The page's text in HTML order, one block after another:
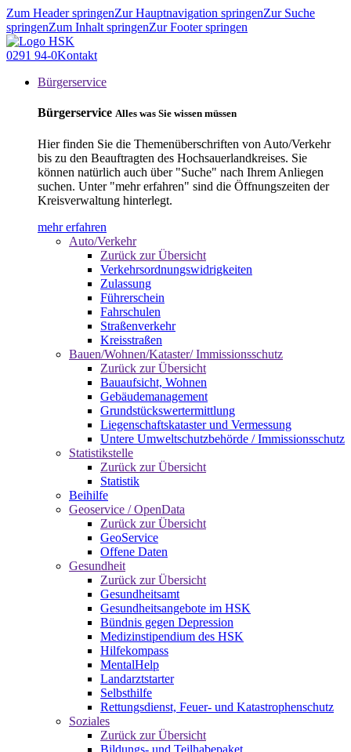
Zum Header springenZur Hauptnavigation springenZur Suche
springenZum Inhalt springenZur Footer springen
0291 94-0Kontakt
Bürgerservice
Bürgerservice Alles was Sie wissen müssen
Hier finden Sie die Themenüberschriften von Auto/Verkehr
bis zu den Beauftragten des Hochsauerlandkreises. Sie
können natürlich auch über "Suche" nach Ihrem Anliegen
suchen. Unter "mehr erfahren" sind die Öffnungszeiten der
Kreisverwaltung hinterlegt.
mehr erfahren
Auto/Verkehr
Zurück zur Übersicht
Verkehrsordnungswidrigkeiten
Zulassung
Führerschein
Fahrschulen
Straßenverkehr
Kreisstraßen
Bauen/Wohnen/Kataster/ Immissionsschutz
Zurück zur Übersicht
Bauaufsicht, Wohnen
Gebäudemanagement
Grundstückswertermittlung
Liegenschaftskataster und Vermessung
Untere Umweltschutzbehörde / Immissionsschutz
Statistikstelle
Zurück zur Übersicht
Statistik
Beihilfe
Geoservice / OpenData
Zurück zur Übersicht
GeoService
Offene Daten
Gesundheit
Zurück zur Übersicht
Gesundheitsamt
Gesundheitsangebote im HSK
Bündnis gegen Depression
Medizinstipendium des HSK
Hilfekompass
MentalHelp
Landarztstarter
Selbsthilfe
Rettungsdienst, Feuer- und Katastrophenschutz
Soziales
Zurück zur Übersicht
Bildungs- und Teilhabepaket